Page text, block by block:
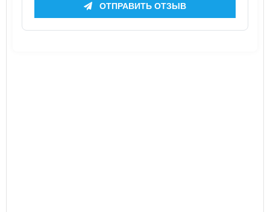
ОТПРАВИТЬ ОТЗЫВ